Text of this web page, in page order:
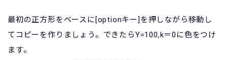
最初の正方形をベースに[optionキー]を押しながら移動し
てコピーを作りましょう。できたらY=100,k＝0に色をつけ
ます。